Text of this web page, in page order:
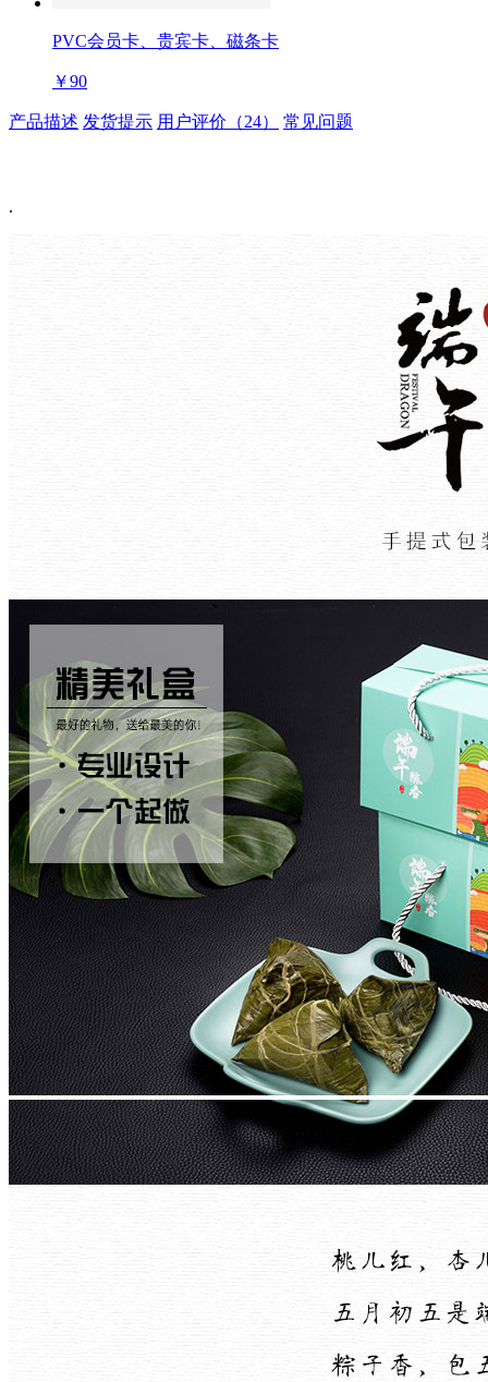
PVC会员卡、贵宾卡、磁条卡
￥90
产品描述 发货提示 用户评价（24） 常见问题
.